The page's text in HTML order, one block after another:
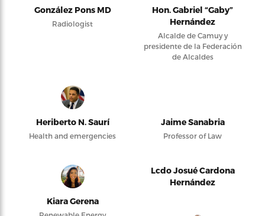
González Pons MD
Radiologist
Hon. Gabriel “Gaby”
Hernández
Alcalde de Camuy y
presidente de la Federación
de Alcaldes
Heriberto N. Saurí
Health and emergencies
Jaime Sanabria
Professor of Law
Kiara Gerena
Lcdo Josué Cardona
Hernández